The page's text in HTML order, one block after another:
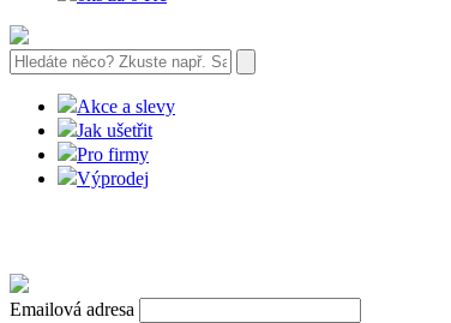
Akce a slevy
Jak ušetřit
Pro firmy
Výprodej
Emailová adresa